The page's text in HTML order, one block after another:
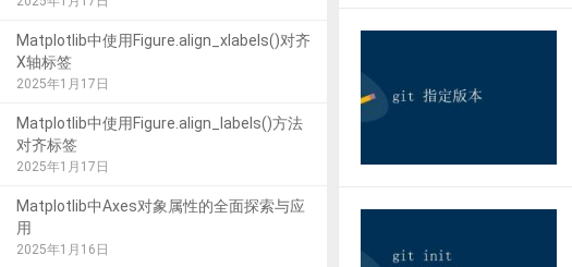
Matplotlib中使用Figure.align_xlabels()对齐
X轴标签
2025年1月17日
Matplotlib中使用Figure.align_labels()方法
对齐标签
2025年1月17日
Matplotlib中Axes对象属性的全面探索与应
用
2025年1月16日